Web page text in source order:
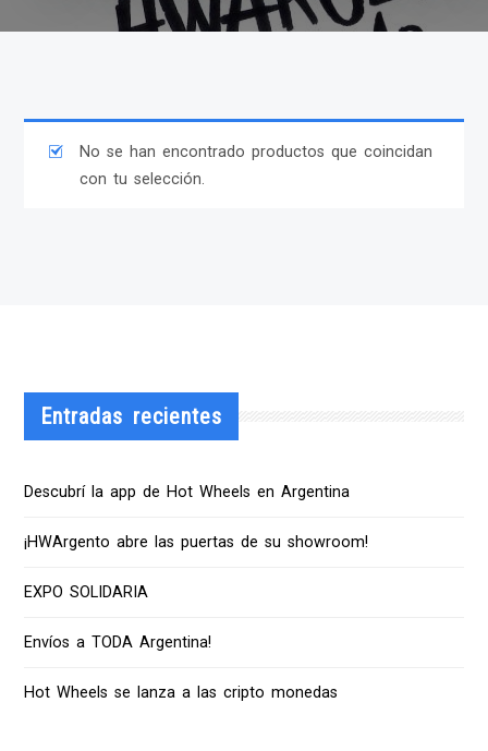
No se han encontrado productos que coincidan
con tu selección.
Entradas recientes
Descubrí la app de Hot Wheels en Argentina
¡HWArgento abre las puertas de su showroom!
EXPO SOLIDARIA
Envíos a TODA Argentina!
Hot Wheels se lanza a las cripto monedas